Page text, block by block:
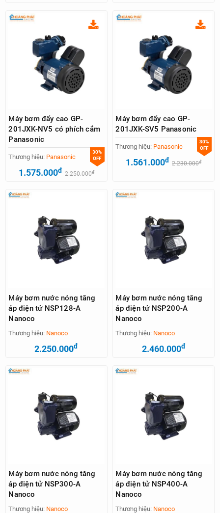
Máy bơm đẩy cao GP-
201JXK-NV5 có phích cắm
Panasonic
30%
OFF
Thương hiệu: Panasonic
1.575.000đ 2.250.000đ
Máy bơm đẩy cao GP-
201JXK-SV5 Panasonic
30%
OFF
Thương hiệu: Panasonic
1.561.000đ 2.230.000đ
Máy bơm nước nóng tăng
áp điện tử NSP128-A
Nanoco
Thương hiệu: Nanoco
2.250.000đ
Máy bơm nước nóng tăng
áp điện tử NSP200-A
Nanoco
Thương hiệu: Nanoco
2.460.000đ
Máy bơm nước nóng tăng
áp điện tử NSP300-A
Nanoco
Thương hiệu: Nanoco
Máy bơm nước nóng tăng
áp điện tử NSP400-A
Nanoco
Thương hiệu: Nanoco